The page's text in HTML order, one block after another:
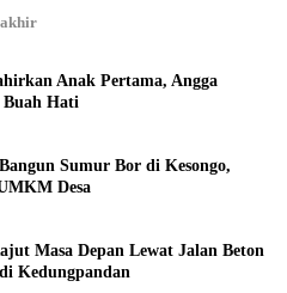
Anak Pertama, Angga
Buah Hati
Sumur Bor di Kesongo,
Desa
Masa Depan Lewat Jalan Beton
Kedungpandan